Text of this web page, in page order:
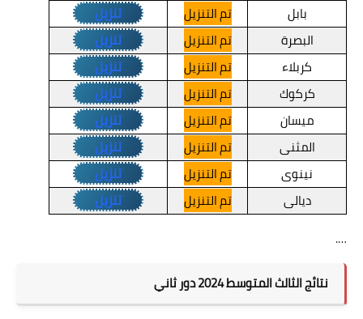
بابل تم التنزيل تنزيل
البصرة تم التنزيل تنزيل
كربلاء تم التنزيل تنزيل
كركوك تم التنزيل تنزيل
ميسان تم التنزيل تنزيل
المثنى تم التنزيل تنزيل
نينوى تم التنزيل تنزيل
ديالى تم التنزيل تنزيل
….
نتائج الثالث المتوسط 2024 دور ثاني